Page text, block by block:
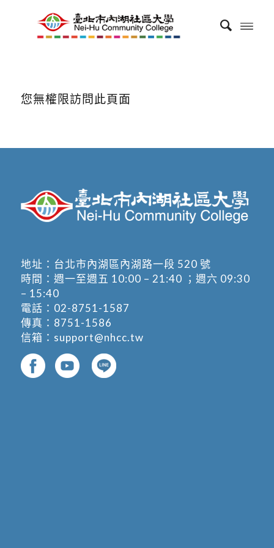
您無權限訪問此頁面
地址： 台北市內湖區內湖路一段 520 號
時間：週一至週五 10:00 – 21:40 ；週六 09:30
– 15:40
電話： 02-8751-1587
傳真：8751-1586
信箱： support@nhcc.tw